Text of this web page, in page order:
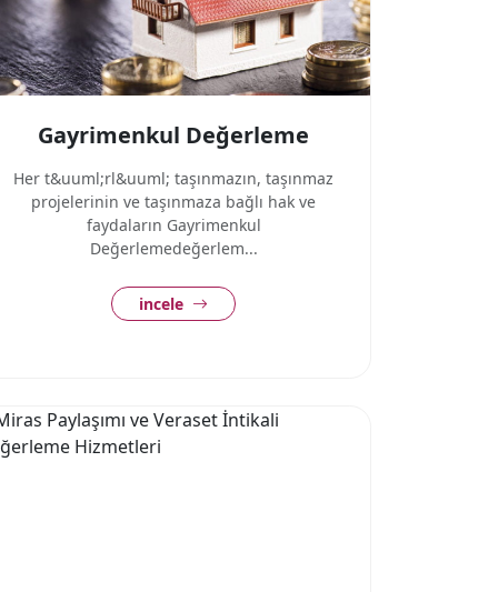
Gayrimenkul Değerleme
Her t&uuml;rl&uuml; taşınmazın, taşınmaz
projelerinin ve taşınmaza bağlı hak ve
faydaların Gayrimenkul
Değerlemedeğerlem...
incele